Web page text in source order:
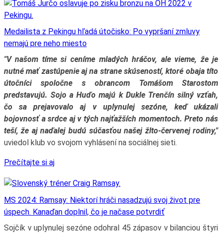
Medailista z Pekingu hľadá útočisko: Po vypršaní zmluvy
nemajú pre neho miesto
"V našom tíme si ceníme mladých hráčov, ale vieme, že je
nutné mať zastúpenie aj na strane skúseností, ktoré obaja títo
útočníci spoločne s obrancom Tomášom Starostom
predstavujú. Sojo a Huďo majú k Dukle Trenčín silný vzťah,
čo sa prejavovalo aj v uplynulej sezóne, keď ukázali
bojovnosť a srdce aj v tých najťažších momentoch. Preto nás
teší, že aj naďalej budú súčasťou našej žlto-červenej rodiny,"
uviedol klub vo svojom vyhlásení na sociálnej sieti.
Prečítajte si aj
MS 2024: Ramsay: Niektorí hráči nasadzujú svoj život pre
úspech. Kanaďan doplnil, čo je načase potvrdiť
Sojčík v uplynulej sezóne odohral 45 zápasov v bilanciou štyri